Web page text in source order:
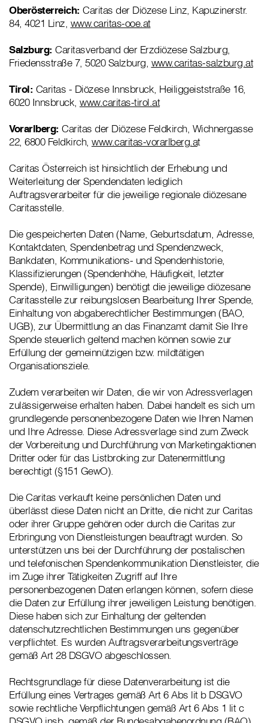
Oberösterreich: Caritas der Diözese Linz, Kapuzinerstr.
84, 4021 Linz, www.caritas-ooe.at
Salzburg: Caritasverband der Erzdiözese Salzburg,
Friedensstraße 7, 5020 Salzburg, www.caritas-salzburg.at
Tirol: Caritas - Diözese Innsbruck, Heiliggeiststraße 16,
6020 Innsbruck, www.caritas-tirol.at
Vorarlberg: Caritas der Diözese Feldkirch, Wichnergasse
22, 6800 Feldkirch, www.caritas-vorarlberg.at
Caritas Österreich ist hinsichtlich der Erhebung und
Weiterleitung der Spendendaten lediglich
Auftragsverarbeiter für die jeweilige regionale diözesane
Caritasstelle.
Die gespeicherten Daten (Name, Geburtsdatum, Adresse,
Kontaktdaten, Spendenbetrag und Spendenzweck,
Bankdaten, Kommunikations- und Spendenhistorie,
Klassifizierungen (Spendenhöhe, Häufigkeit, letzter
Spende), Einwilligungen) benötigt die jeweilige diözesane
Caritasstelle zur reibungslosen Bearbeitung Ihrer Spende,
Einhaltung von abgaberechtlicher Bestimmungen (BAO,
UGB), zur Übermittlung an das Finanzamt damit Sie Ihre
Spende steuerlich geltend machen können sowie zur
Erfüllung der gemeinnützigen bzw. mildtätigen
Organisationsziele.
Zudem verarbeiten wir Daten, die wir von Adressverlagen
zulässigerweise erhalten haben. Dabei handelt es sich um
grundlegende personenbezogene Daten wie Ihren Namen
und Ihre Adresse. Diese Adressverlage sind zum Zweck
der Vorbereitung und Durchführung von Marketingaktionen
Dritter oder für das Listbroking zur Datenermittlung
berechtigt (§151 GewO).
Die Caritas verkauft keine persönlichen Daten und
überlässt diese Daten nicht an Dritte, die nicht zur Caritas
oder ihrer Gruppe gehören oder durch die Caritas zur
Erbringung von Dienstleistungen beauftragt wurden. So
unterstützen uns bei der Durchführung der postalischen
und telefonischen Spendenkommunikation Dienstleister, die
im Zuge ihrer Tätigkeiten Zugriff auf Ihre
personenbezogenen Daten erlangen können, sofern diese
die Daten zur Erfüllung ihrer jeweiligen Leistung benötigen.
Diese haben sich zur Einhaltung der geltenden
datenschutzrechtlichen Bestimmungen uns gegenüber
verpflichtet. Es wurden Auftragsverarbeitungsverträge
gemäß Art 28 DSGVO abgeschlossen.
Rechtsgrundlage für diese Datenverarbeitung ist die
Erfüllung eines Vertrages gemäß Art 6 Abs lit b DSGVO
sowie rechtliche Verpflichtungen gemäß Art 6 Abs 1 lit c